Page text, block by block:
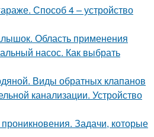
Способ 4 – устройство
Область применения
насос. Как выбрать
Виды обратных клапанов
канализации. Устройство
проникновения. Задачи, которые